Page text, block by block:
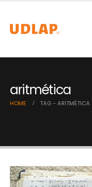
aritmética
HOME TAG - ARITMÉTICA